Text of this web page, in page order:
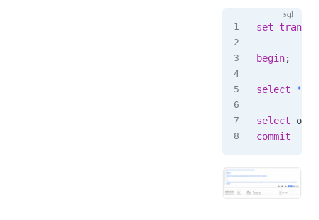
set
begin;
select *
select
commit